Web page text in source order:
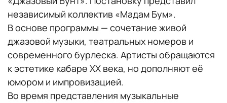
независимый коллектив «Мадам Бум».
В основе программы — сочетание живой
джазовой музыки, театральных номеров и
современного бурлеска. Артисты обращаются
к эстетике кабаре XX века, но дополняют её
юмором и импровизацией.
Во время представления музыкальные